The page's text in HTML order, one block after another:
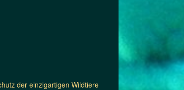
der einzigartigen Wildtiere